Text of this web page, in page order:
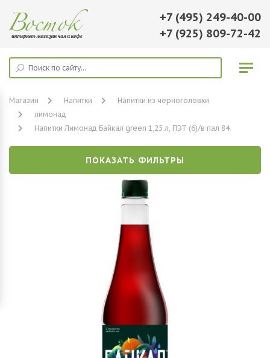
+7 (495) 249-40-00
+7 (925) 809-72-42
Магазин Напитки
Напитки из черноголовки
лимонад
Напитки Лимонад Байкал green 1,25 л, ПЭТ (6)/в пал 84
ПОКАЗАТЬ ФИЛЬТРЫ